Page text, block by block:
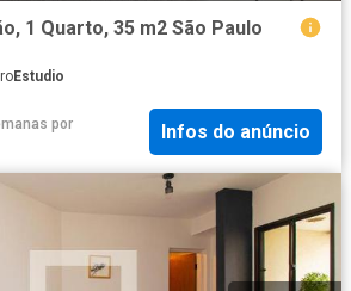
1 Quarto, 35 m2 São Paulo
Estudio
por
Infos do anúncio